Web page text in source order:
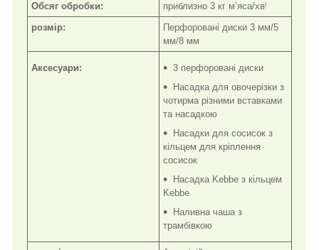
Обсяг обробки:
приблизно 3 кг м’яса/хвˡ
розмір:
Перфоровані диски 3 мм/5
мм/8 мм
Аксесуари:
3 перфоровані диски
Насадка для овочерізки з
чотирма різними вставками
та насадкою
Насадки для сосисок з
кільцем для кріплення
сосисок
Насадка Kebbe з кільцем
Kebbe
Наливна чаша з
трамбівкою